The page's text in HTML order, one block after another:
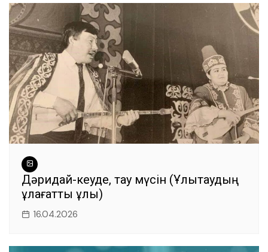
Дәридай-кеуде, тау мүсін (Ұлытаудың
ұлағатты ұлы)
16.04.2026